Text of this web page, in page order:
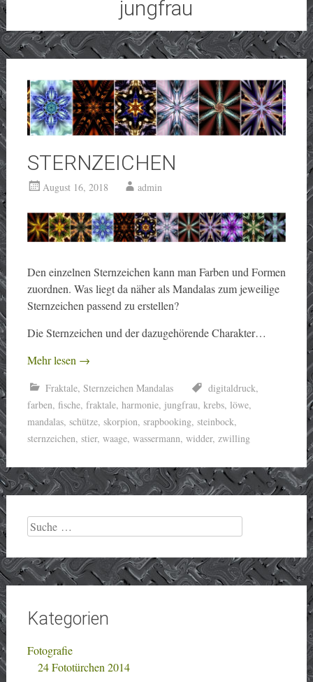
jungfrau
STERNZEICHEN
August 16, 2018 admin
Den einzelnen Sternzeichen kann man Farben und Formen
zuordnen. Was liegt da näher als Mandalas zum jeweilige
Sternzeichen passend zu erstellen?
Die Sternzeichen und der dazugehörende Charakter…
Mehr lesen →
Fraktale, Sternzeichen Mandalas digitaldruck,
farben, fische, fraktale, harmonie, jungfrau, krebs, löwe,
mandalas, schütze, skorpion, srapbooking, steinbock,
sternzeichen, stier, waage, wassermann, widder, zwilling
Suche
nach:
Kategorien
Fotografie
24 Fototürchen 2014